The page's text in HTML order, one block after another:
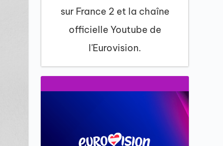
sur France 2 et la chaîne
officielle Youtube de
l'Eurovision.